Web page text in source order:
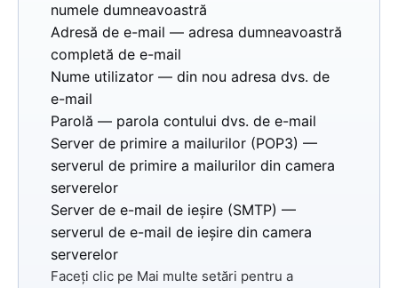
numele dumneavoastră
Adresă de e-mail — adresa dumneavoastră
completă de e-mail
Nume utilizator — din nou adresa dvs. de
e-mail
Parolă — parola contului dvs. de e-mail
Server de primire a mailurilor (POP3) —
serverul de primire a mailurilor din camera
serverelor
Server de e-mail de ieșire (SMTP) —
serverul de e-mail de ieșire din camera
serverelor
Faceți clic pe Mai multe setări pentru a